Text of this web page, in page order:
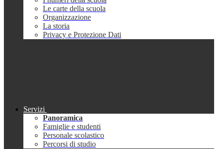
Le carte della scuola
Organizzazione
La storia
Privacy e Protezione Dati
Servizi
Panoramica
Famiglie e studenti
Personale scolastico
Percorsi di studio